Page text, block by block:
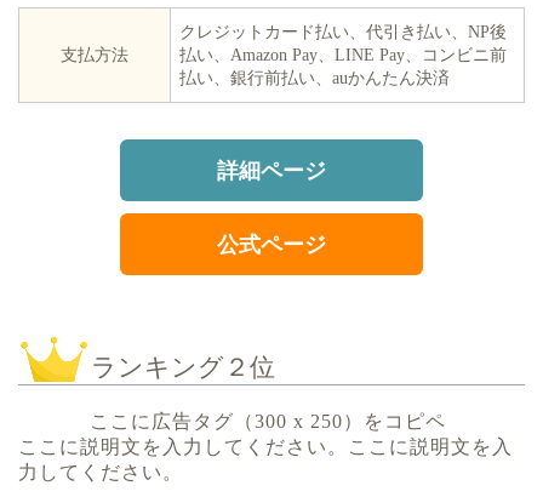
支払方法
クレジットカード払い、代引き払い、NP後
払い、Amazon Pay、LINE Pay、コンビニ前
払い、銀行前払い、auかんたん決済
詳細ページ
公式ページ
ランキング２位
ここに広告タグ（300 x 250）をコピペ
ここに説明文を入力してください。ここに説明文を入
力してください。